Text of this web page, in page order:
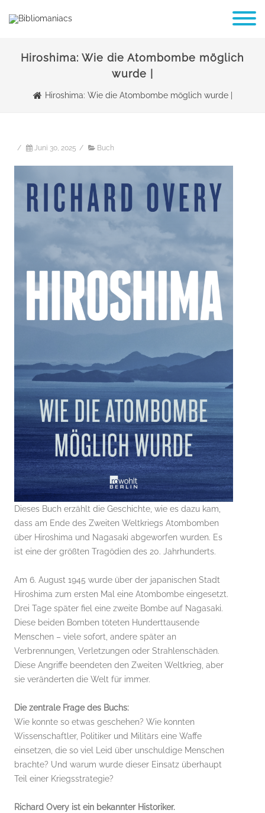
Hiroshima: Wie die Atombombe möglich
wurde |
Hiroshima: Wie die Atombombe möglich wurde |
/ Juni 30, 2025 / Buch
Dieses Buch erzählt die Geschichte, wie es dazu kam,
dass am Ende des Zweiten Weltkriegs Atombomben
über Hiroshima und Nagasaki abgeworfen wurden. Es
ist eine der größten Tragödien des 20. Jahrhunderts.
Am 6. August 1945 wurde über der japanischen Stadt
Hiroshima zum ersten Mal eine Atombombe eingesetzt.
Drei Tage später fiel eine zweite Bombe auf Nagasaki.
Diese beiden Bomben töteten Hunderttausende
Menschen – viele sofort, andere später an
Verbrennungen, Verletzungen oder Strahlenschäden.
Diese Angriffe beendeten den Zweiten Weltkrieg, aber
sie veränderten die Welt für immer.
Die zentrale Frage des Buchs:
Wie konnte so etwas geschehen? Wie konnten
Wissenschaftler, Politiker und Militärs eine Waffe
einsetzen, die so viel Leid über unschuldige Menschen
brachte? Und warum wurde dieser Einsatz überhaupt
Teil einer Kriegsstrategie?
Richard Overy ist ein bekannter Historiker.